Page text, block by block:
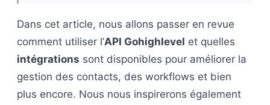
Dans cet article, nous allons passer en revue
comment utiliser l’API Gohighlevel et quelles
intégrations sont disponibles pour améliorer la
gestion des contacts, des workflows et bien
plus encore. Nous nous inspirerons également